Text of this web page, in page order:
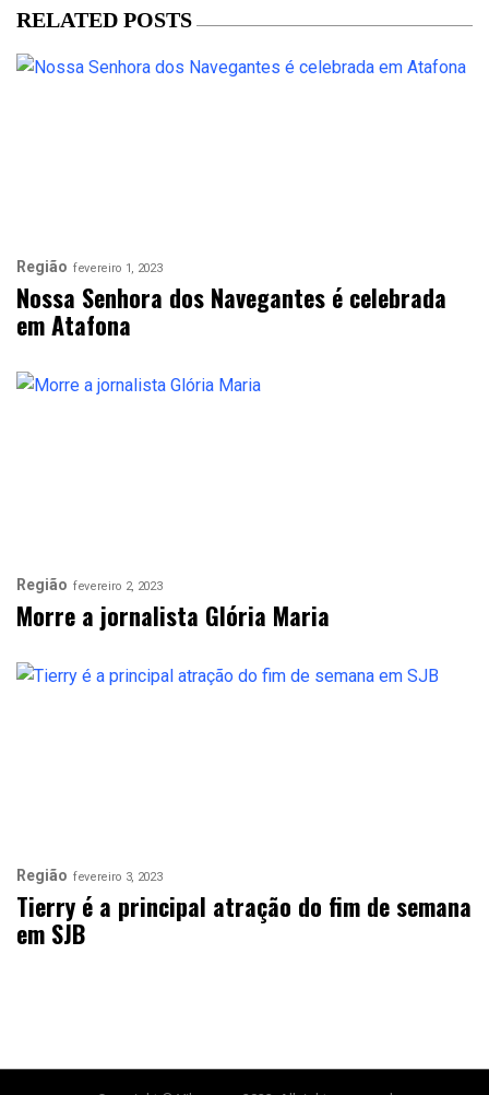
RELATED POSTS
Região fevereiro 1, 2023
Nossa Senhora dos Navegantes é celebrada
em Atafona
Região fevereiro 2, 2023
Morre a jornalista Glória Maria
Região fevereiro 3, 2023
Tierry é a principal atração do fim de semana
em SJB